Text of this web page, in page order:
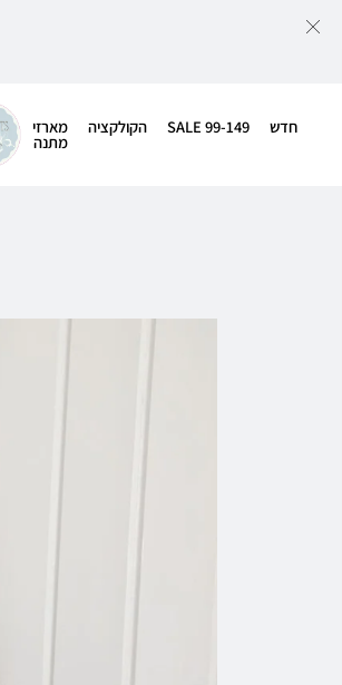
חדש SALE 99-149 הקולקציה מארזי
מתנה